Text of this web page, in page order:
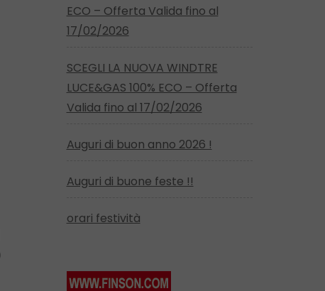
ECO – Offerta Valida fino al
17/02/2026
SCEGLI LA NUOVA WINDTRE
LUCE&GAS 100% ECO – Offerta
Valida fino al 17/02/2026
Auguri di buon anno 2026 !
Auguri di buone feste !!
orari festività